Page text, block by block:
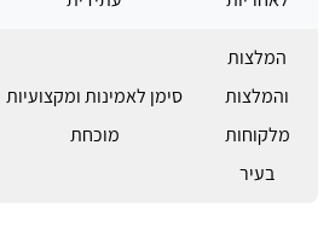
המלצות
והמלצות
מלקוחות
בעיר
סימן לאמינות ומקצועיות
מוכחת